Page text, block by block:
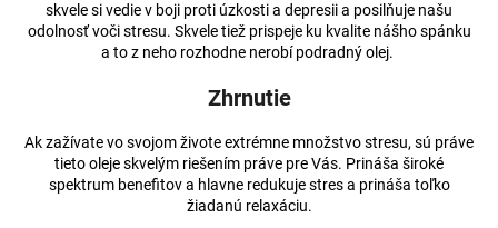
skvele si vedie v boji proti úzkosti a depresii a posilňuje našu
odolnosť voči stresu. Skvele tiež prispeje ku kvalite nášho spánku
a to z neho rozhodne nerobí podradný olej.
Zhrnutie
Ak zažívate vo svojom živote extrémne množstvo stresu, sú práve
tieto oleje skvelým riešením práve pre Vás. Prináša široké
spektrum benefitov a hlavne redukuje stres a prináša toľko
žiadanú relaxáciu.